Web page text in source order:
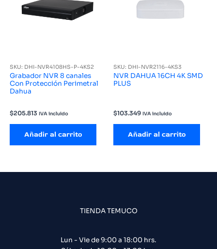
SKU: DHI-NVR4108HS-P-4KS2
Grabador NVR 8 canales
Con Protección Perimetral
Dahua
$205.813 IVA incluido
Añadir al carrito
SKU: DHI-NVR2116-4KS3
NVR DAHUA 16CH 4K SMD
PLUS
$103.349 IVA incluido
Añadir al carrito
TIENDA TEMUCO
Lun - Vie de 9:00 a 18:00 hrs.